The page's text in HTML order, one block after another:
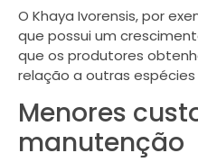
O Khaya Ivorensis, por
que possui um
que os produtores
relação a outras
Menores
manutenção